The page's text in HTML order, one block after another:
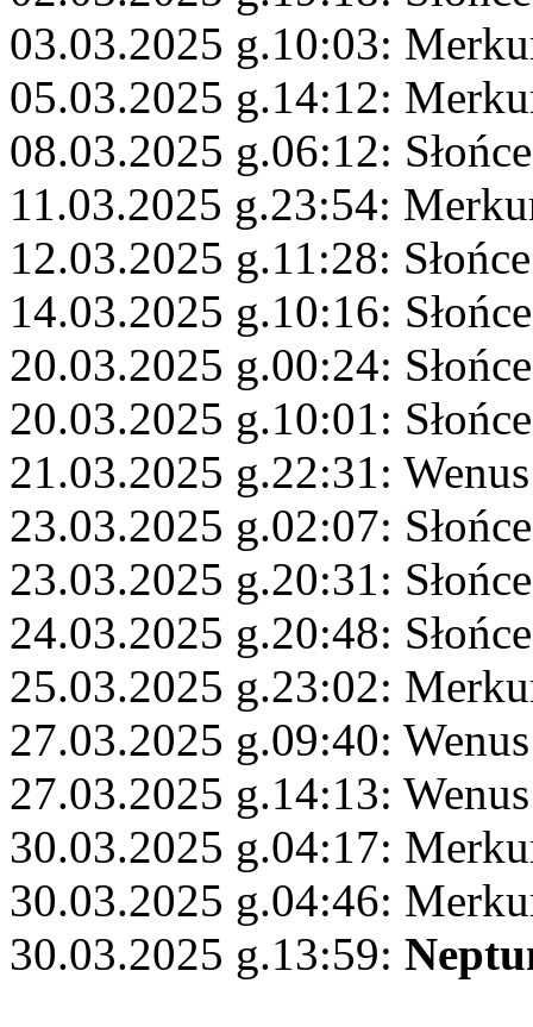
03.03.2025 g.10:03:
05.03.2025 g.14:12:
08.03.2025 g.06:12:
11.03.2025 g.23:54:
12.03.2025 g.11:28:
14.03.2025 g.10:16:
20.03.2025 g.00:24:
20.03.2025 g.10:01:
21.03.2025 g.22:31:
23.03.2025 g.02:07:
23.03.2025 g.20:31:
24.03.2025 g.20:48:
25.03.2025 g.23:02:
27.03.2025 g.09:40:
27.03.2025 g.14:13:
30.03.2025 g.04:17:
30.03.2025 g.04:46:
30.03.2025 g.13:59: